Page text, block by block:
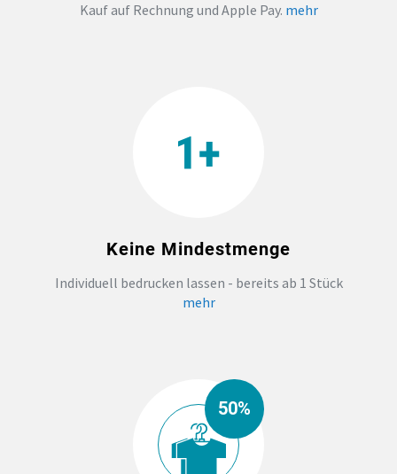
GROSSBESTELLUNG
Kauf auf Rechnung und Apple Pay. mehr
Keine Mindestmenge
Individuell bedrucken lassen - bereits ab 1 Stück
mehr
50%